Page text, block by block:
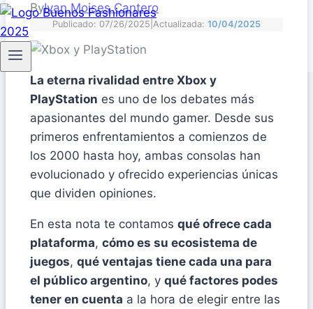
ByIvan Moises Cantero
Publicado: 07/26/2025 Actualizada: 10/04/2025
La eterna rivalidad entre Xbox y
PlayStation es uno de los debates más
apasionantes del mundo gamer. Desde sus
primeros enfrentamientos a comienzos de
los 2000 hasta hoy, ambas consolas han
evolucionado y ofrecido experiencias únicas
que dividen opiniones.
En esta nota te contamos qué ofrece cada
plataforma, cómo es su ecosistema de
juegos, qué ventajas tiene cada una para
el público argentino, y qué factores podes
tener en cuenta a la hora de elegir entre las